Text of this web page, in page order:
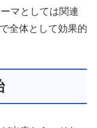
マとしては関連
全体として効果的